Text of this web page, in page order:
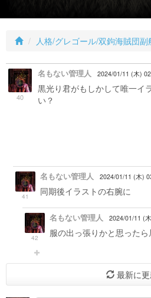
人格/グレゴール/双鉤海賊団副
40
名もない管理人 2024/01/11 (木)
黒光り君がもしかして唯一イ
い？
41
名もない管理人 2024/01/11 (木)
同期後イラストの右腕に
42
名もない管理人 2024/01/11 (
服の出っ張りかと思った
最新に